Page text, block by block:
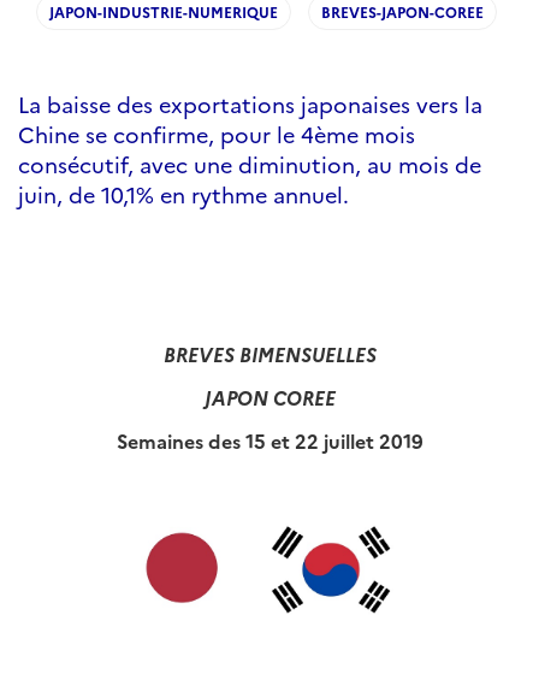
JAPON-INDUSTRIE-NUMERIQUE BREVES-JAPON-COREE
La baisse des exportations japonaises vers la
Chine se confirme, pour le 4ème mois
consécutif, avec une diminution, au mois de
juin, de 10,1% en rythme annuel.
BREVES BIMENSUELLES
JAPON COREE
Semaines des 15 et 22 juillet 2019